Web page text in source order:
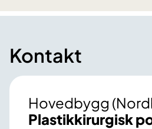
Kontakt
Hovedbygg
Plastikkirurgisk